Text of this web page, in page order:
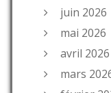
juin 2026
mai 2026
avril 2026
mars